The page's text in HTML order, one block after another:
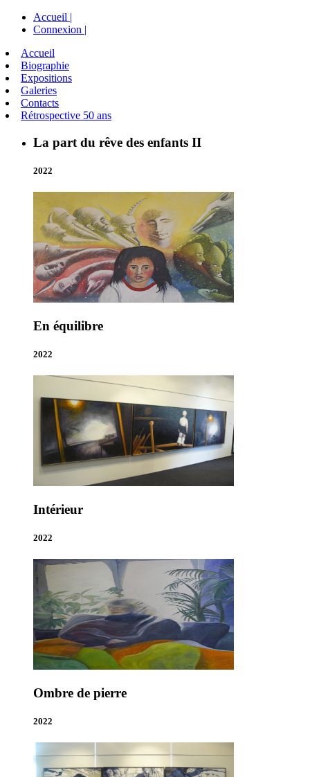
Accueil |
Connexion |
Accueil
Biographie
Expositions
Galeries
Contacts
Rétrospective 50 ans
La part du rêve des enfants II
2022
En équilibre
2022
Intérieur
2022
Ombre de pierre
2022